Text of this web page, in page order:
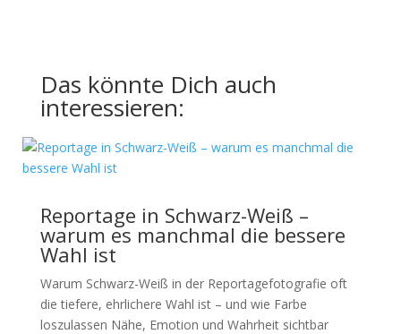
Das könnte Dich auch
interessieren:
Reportage in Schwarz-Weiß –
warum es manchmal die bessere
Wahl ist
Warum Schwarz-Weiß in der Reportagefotografie oft
die tiefere, ehrlichere Wahl ist – und wie Farbe
loszulassen Nähe, Emotion und Wahrheit sichtbar